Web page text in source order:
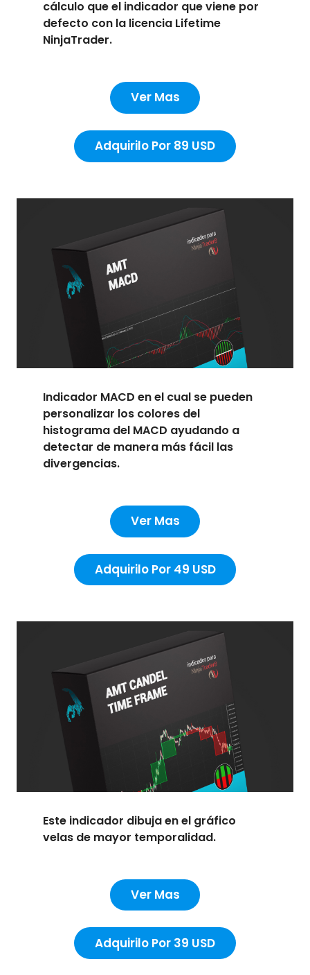
cálculo que el indicador que viene por
defecto con la licencia Lifetime
NinjaTrader.
Ver Mas
Adquirilo Por 89 USD
Indicador MACD en el cual se pueden
personalizar los colores del
histograma del MACD ayudando a
detectar de manera más fácil las
divergencias.
Ver Mas
Adquirilo Por 49 USD
Este indicador dibuja en el gráfico
velas de mayor temporalidad.
Ver Mas
Adquirilo Por 39 USD